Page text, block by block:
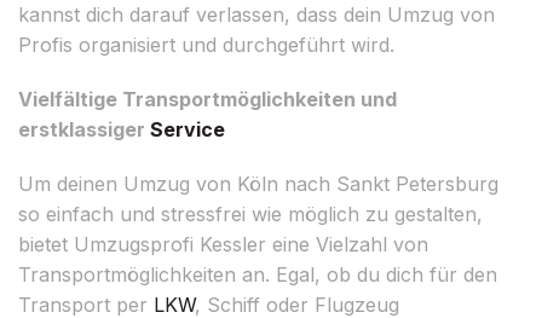
kannst dich darauf verlassen, dass dein Umzug von
Profis organisiert und durchgeführt wird.
Vielfältige Transportmöglichkeiten und
erstklassiger Service
Um deinen Umzug von Köln nach Sankt Petersburg
so einfach und stressfrei wie möglich zu gestalten,
bietet Umzugsprofi Kessler eine Vielzahl von
Transportmöglichkeiten an. Egal, ob du dich für den
Transport per LKW, Schiff oder Flugzeug